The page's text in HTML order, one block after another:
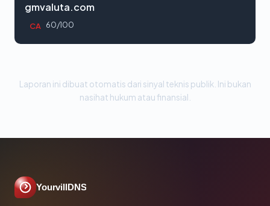
gmvaluta.com
CA 60/100
Laporan ini dibuat otomatis dari sinyal teknis publik. Ini bukan
nasihat hukum atau finansial.
YourvillDNS